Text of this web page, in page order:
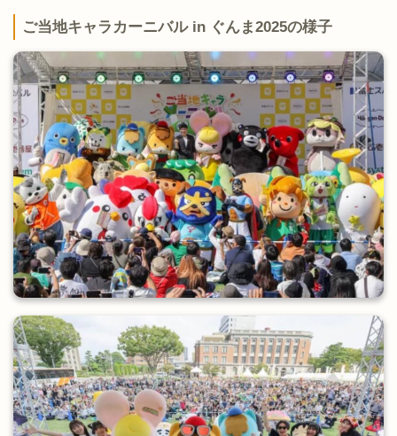
ご当地キャラカーニバル in ぐんま2025の様子